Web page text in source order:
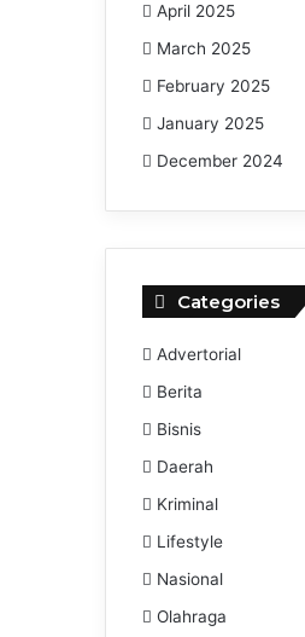
April 2025
March 2025
February 2025
January 2025
December 2024
Categories
Advertorial
Berita
Bisnis
Daerah
Kriminal
Lifestyle
Nasional
Olahraga